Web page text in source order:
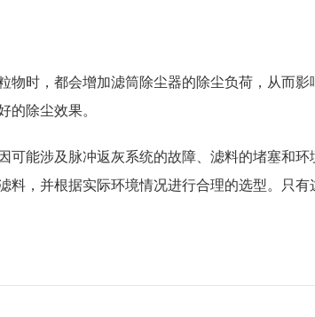
物时，都会增加滤筒除尘器的除尘负荷，从而
除尘效果。
可能涉及脉冲返灰系统的故障、滤料的堵塞和
，并根据实际环境情况进行合理的选型。只